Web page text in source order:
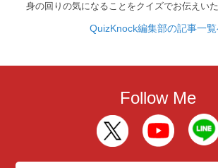
身の回りの気になることをクイズでお伝えいた
QuizKnock編集部の記事一
Follow Me